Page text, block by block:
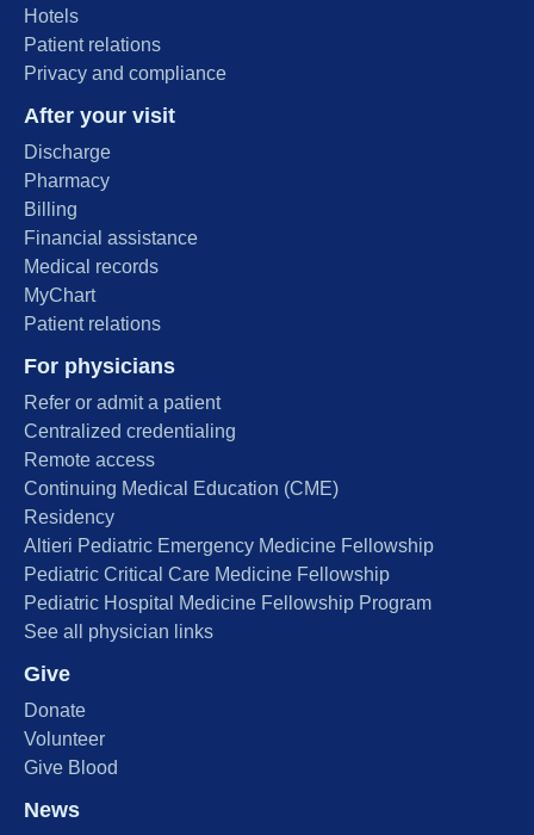
Hotels
Patient relations
Privacy and compliance
After your visit
Discharge
Pharmacy
Billing
Financial assistance
Medical records
MyChart
Patient relations
For physicians
Refer or admit a patient
Centralized credentialing
Remote access
Continuing Medical Education (CME)
Residency
Altieri Pediatric Emergency Medicine Fellowship
Pediatric Critical Care Medicine Fellowship
Pediatric Hospital Medicine Fellowship Program
See all physician links
Give
Donate
Volunteer
Give Blood
News